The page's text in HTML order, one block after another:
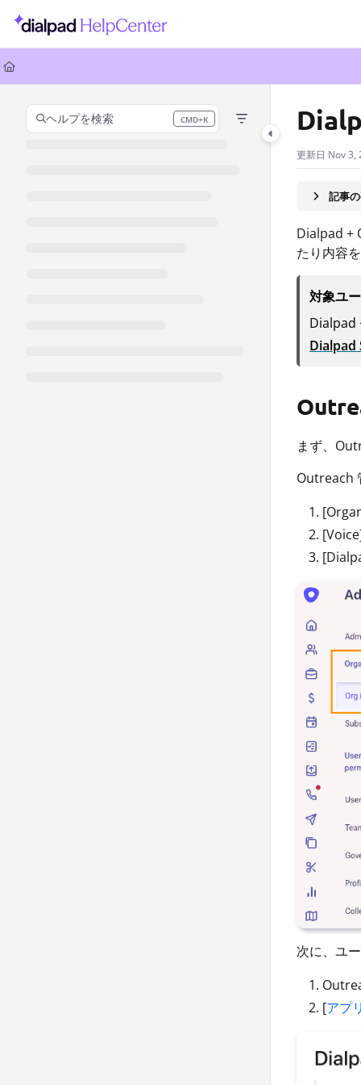
Documentation Index
Fetch the complete documentation index at:
Use this file to discover all available pages before exploring further.
ヘルプを検索 CMD+K
Press CMD+K to open search
更新日 Nov 3,
記事
Dialpad +
たり内容
対象ユ
Dialpad
まず、
Outreach
次に、ユ
[アプ